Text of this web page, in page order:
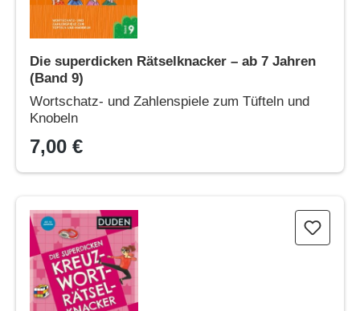
Die superdicken Rätselknacker – ab 7 Jahren
(Band 9)
Wortschatz- und Zahlenspiele zum Tüfteln und
Knobeln
7,00 €
Die superdicken Kreuzworträtselknacker – ab 10 Jahren